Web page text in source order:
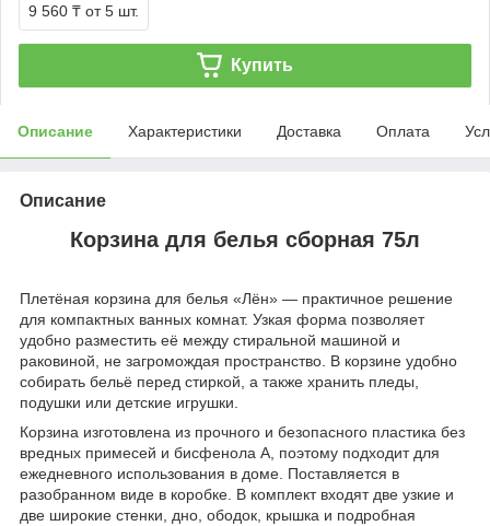
9 560 ₸ от 5 шт.
Купить
Описание Характеристики Доставка Оплата
Описание
Корзина для белья сборная 75л
Плетёная корзина для белья «Лён» — практичное решение
для компактных ванных комнат. Узкая форма позволяет
удобно разместить её между стиральной машиной и
раковиной, не загромождая пространство. В корзине удобно
собирать бельё перед стиркой, а также хранить пледы,
подушки или детские игрушки.
Корзина изготовлена из прочного и безопасного пластика без
вредных примесей и бисфенола А, поэтому подходит для
ежедневного использования в доме. Поставляется в
разобранном виде в коробке. В комплект входят две узкие и
две широкие стенки, дно, ободок, крышка и подробная